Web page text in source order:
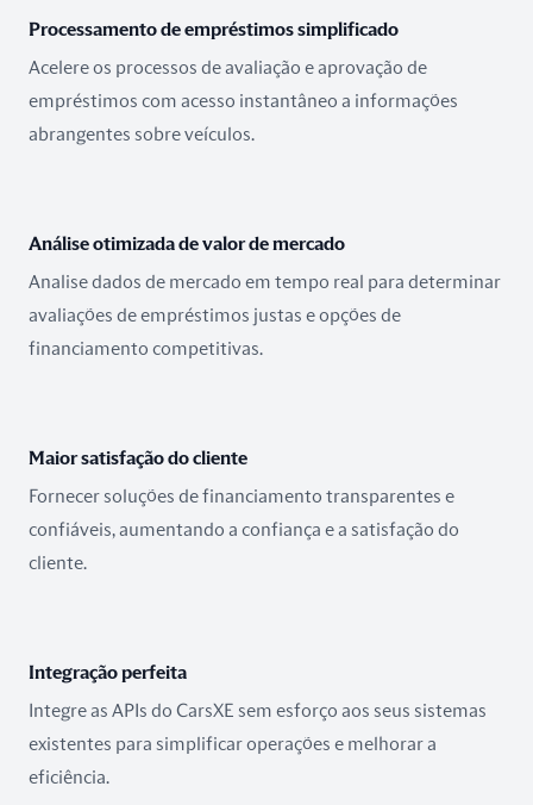
Processamento de empréstimos simplificado
Acelere os processos de avaliação e aprovação de
empréstimos com acesso instantâneo a informações
abrangentes sobre veículos.
Análise otimizada de valor de mercado
Analise dados de mercado em tempo real para determinar
avaliações de empréstimos justas e opções de
financiamento competitivas.
Maior satisfação do cliente
Fornecer soluções de financiamento transparentes e
confiáveis, aumentando a confiança e a satisfação do
cliente.
Integração perfeita
Integre as APIs do CarsXE sem esforço aos seus sistemas
existentes para simplificar operações e melhorar a
eficiência.